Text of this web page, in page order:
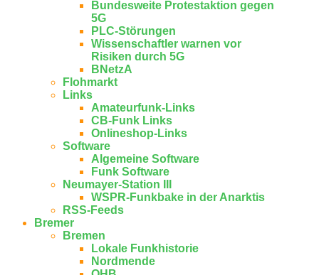
Bundesweite Protestaktion gegen
5G
PLC-Störungen
Wissenschaftler warnen vor
Risiken durch 5G
BNetzA
Flohmarkt
Links
Amateurfunk-Links
CB-Funk Links
Onlineshop-Links
Software
Algemeine Software
Funk Software
Neumayer-Station III
WSPR-Funkbake in der Anarktis
RSS-Feeds
Bremer
Bremen
Lokale Funkhistorie
Nordmende